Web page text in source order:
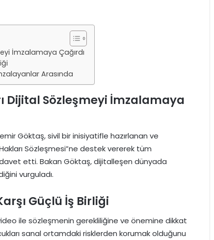
İmzalamaya Çağırdı
Arasında
Dijital Sözleşmeyi İmzalamaya
Göktaş, sivil bir inisiyatifle hazırlanan ve
Sözleşmesi”ne destek vererek tüm
etti. Bakan Göktaş, dijitalleşen dünyada
vurguladı.
Güçlü İş Birliği
ile sözleşmenin gerekliliğine ve önemine dikkat
sanal ortamdaki risklerden korumak olduğunu